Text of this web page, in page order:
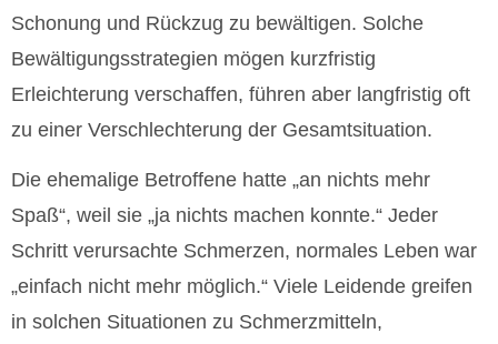
Schonung und Rückzug zu bewältigen. Solche
Bewältigungsstrategien mögen kurzfristig
Erleichterung verschaffen, führen aber langfristig oft
zu einer Verschlechterung der Gesamtsituation.
Die ehemalige Betroffene hatte „an nichts mehr
Spaß“, weil sie „ja nichts machen konnte.“ Jeder
Schritt verursachte Schmerzen, normales Leben war
„einfach nicht mehr möglich.“ Viele Leidende greifen
in solchen Situationen zu Schmerzmitteln,